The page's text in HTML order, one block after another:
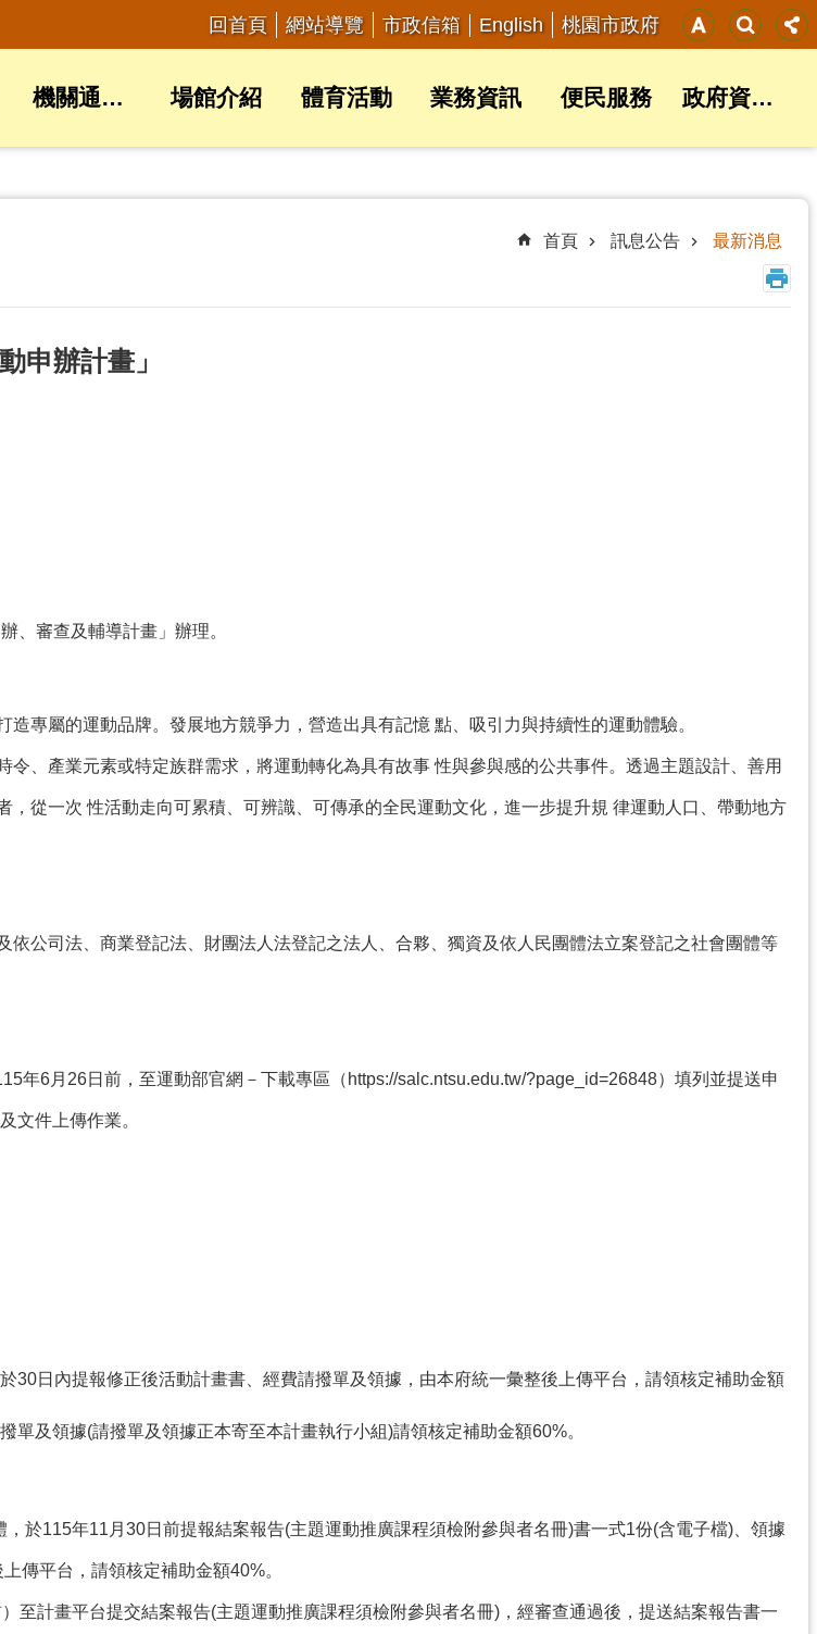
回首頁 網站導覽 市政信箱 English 桃園市政府
機關通訊錄 場館介紹 體育活動 業務資訊 便民服務 政府資訊公開
首頁 訊息公告 最新消息
申辦計畫」
、審查及輔導計畫」辦理。
專屬的運動品牌。發展地方競爭力，營造出具有記憶 點、吸引力與持續性的運動體驗。
、產業元素或特定族群需求，將運動轉化為具有故事 性與參與感的公共事件。透過主題設計、善用
從一次 性活動走向可累積、可辨識、可傳承的全民運動文化，進一步提升規 律運動人口、帶動地方
公司法、商業登記法、財團法人法登記之法人、合夥、獨資及依人民團體法立案登記之社會團體等
年6月26日前，至運動部官網－下載專區（https://salc.ntsu.edu.tw/?page_id=26848）填列並提送申
文件上傳作業。
30日內提報修正後活動計畫書、經費請撥單及領據，由本府統一彙整後上傳平台，請領核定補助金額
及領據(請撥單及領據正本寄至本計畫執行小組)請領核定補助金額60%。
於115年11月30日前提報結案報告(主題運動推廣課程須檢附參與者名冊)書一式1份(含電子檔)、領據
傳平台，請領核定補助金額40%。
至計畫平台提交結案報告(主題運動推廣課程須檢附參與者名冊)，經審查通過後，提送結案報告書一